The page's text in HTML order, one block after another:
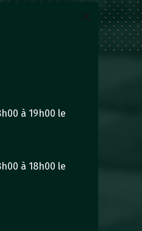
à 19h00 le
à 18h00 le